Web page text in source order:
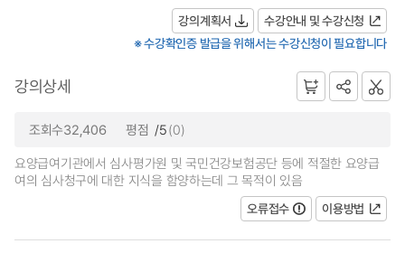
강의계획서
수강안내 및 수강신청
※ 수강확인증 발급을 위해서는 수강신청이 필요합니다
강의상세
조회수32,406 평점 /5(0)
요양급여기관에서 심사평가원 및 국민건강보험공단 등에 적절한 요양급
여의 심사청구에 대한 지식을 함양하는데 그 목적이 있음
오류접수
이용방법